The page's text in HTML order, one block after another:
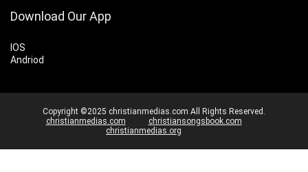
Download Our App
IOS
Andriod
Copyright ©2025 christianmedias.com All Rights Reserved.
christianmedias.com
christiansongsbook.com
christianmedias.org